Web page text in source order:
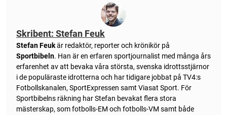
Skribent: Stefan Feuk
Stefan Feukär redaktör, reporter och krönikör på
Sportbibeln. Han är en erfaren sportjournalist med många års
erfarenhet av att bevaka våra största, svenska idrottsstjärnor
i de populäraste idrotterna och har tidigare jobbat på TV4:s
Fotbollskanalen, SportExpressen samt Viasat Sport. För
Sportbibelns räkning har Stefan bevakat flera stora
mästerskap, som fotbolls-EM och fotbolls-VM samt både